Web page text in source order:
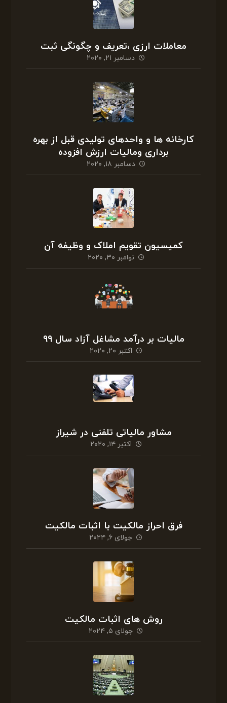
معاملات ارزی ،تعریف و چگونگی ثبت
دسامبر ۲۱, ۲۰۲۰
کارخانه ها و واحدهای تولیدی قبل از بهره
برداری ومالیات ارزش افزوده
دسامبر ۱۸, ۲۰۲۰
کمیسیون تقویم املاک و وظیفه آن
نوامبر ۳۰, ۲۰۲۰
مالیات بر درآمد مشاغل آزاد سال ۹۹
اکتبر ۲۰, ۲۰۲۰
مشاور مالیاتی تلفنی در شیراز
اکتبر ۱۴, ۲۰۲۰
فرق احراز مالکیت با اثبات مالکیت
جولای ۶, ۲۰۲۴
روش های اثبات مالکیت
جولای ۵, ۲۰۲۴